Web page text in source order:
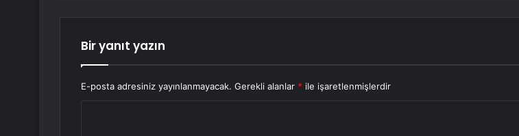
Bir yanıt yazın
E-posta adresiniz yayınlanmayacak. Gerekli alanlar * ile işaretlenmişlerdir